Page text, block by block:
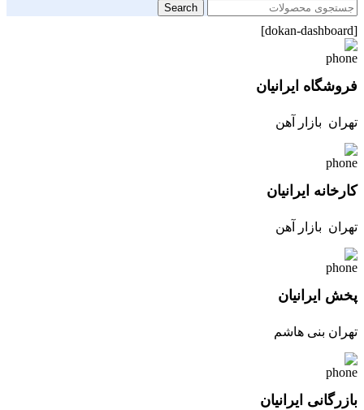
Search
[dokan-dashboard]
فروشگاه ایرانیان
تهران بازار آهن
کارخانه ایرانیان
تهران بازار آهن
پخش ایرانیان
تهران بنی هاشم
بازرگانی ایرانیان